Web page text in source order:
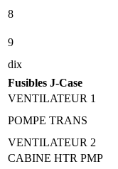
8
9
dix
Fusibles J-Case
VENTILATEUR 1
POMPE TRANS
VENTILATEUR 2
CABINE HTR PMP